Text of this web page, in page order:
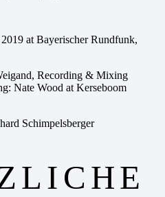
at Bayerischer Rundfunk,
Recording & Mixing
Nate Wood at Kerseboom
Schimpelsberger